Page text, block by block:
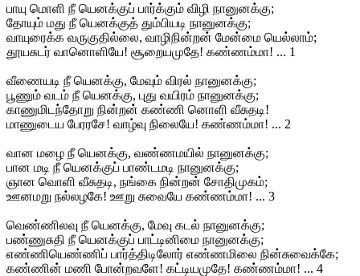
பாயு மொளி நீ யெனக்குப் பார்க்கும் விழி நானுனக்கு;
தோயும் மது நீ யெனக்குத் தும்பியடி நானுனக்கு;
வாயுரைக்க வருகுதில்லை, வாழிநின்றன் மேன்மை யெல்லாம்;
தூயசுடர் வானொளியே! சூறையமுதே! கண்ணம்மா! ... 1
வீணையடி நீ யெனக்கு, மேவும் விரல் நானுனக்கு;
பூணும் வடம் நீ யெனக்கு, புது வயிரம் நானுனக்கு;
காணுமிடந்தோறு நின்றன் கண்ணி னொளி வீசுதடி!
மாணுடைய பேரரசே! வாழ்வு நிலையே! கண்ணம்மா! ... 2
வான மழை நீ யெனக்கு, வண்ணமயில் நானுனக்கு;
பான மடி நீ யெனக்குப் பாண்டமடி நானுனக்கு;
ஞான வொளி வீசுதடி, நங்கை நின்றன் சோதிமுகம்;
ஊனமறு நல்லழகே! ஊறு சுவையே கண்ணம்மா! ... 3
வெண்ணிலவு நீ யெனக்கு, மேவு கடல் நானுனக்கு;
பண்ணுசுதி நீ யெனக்குப் பாட்டினிமை நானுனக்கு;
எண்ணியெண்ணிப் பார்த்திடிலோர் எண்ணமிலை நின்சுவைக்கே;
கண்ணின் மணி போன்றவளே! கட்டியமுதே! கண்ணம்மா! ... 4